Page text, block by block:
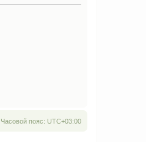
Часовой пояс: UTC+03:00